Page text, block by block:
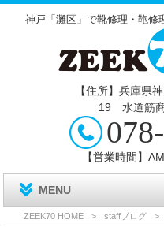
神戸「灘区」で靴修理・鞄修
【住所】兵庫県
19 水道筋
【営業時間】
MENU
ZEEK70 HOME > staffブログ >